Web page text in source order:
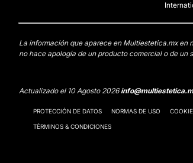
La información que aparece en Multiestetica.mx
no hace apología de un producto comercial o de un
Actualizado el 10 Agosto 2026
PROTECCIÓN DE DATOS NORMAS DE USO
TÉRMINOS & CONDICIONES